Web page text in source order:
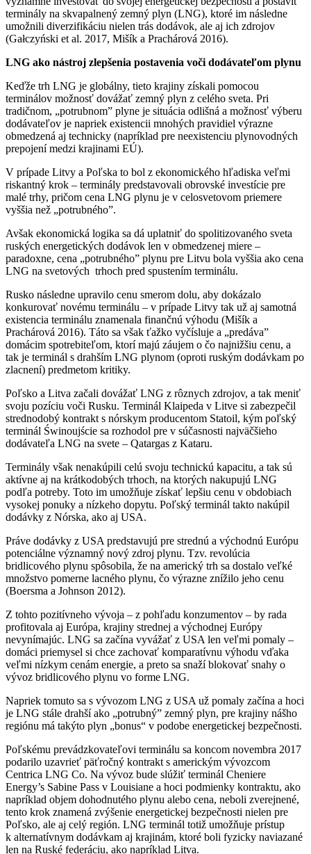
terminály na skvapalnený zemný plyn (LNG), ktoré im následne
umožnili diverzifikáciu nielen trás dodávok, ale aj ich zdrojov
(Gałczyński et al. 2017, Mišík a Prachárová 2016).
LNG ako nástroj zlepšenia postavenia voči dodávateľom plynu
Keďže trh LNG je globálny, tieto krajiny získali pomocou
terminálov možnosť dovážať zemný plyn z celého sveta. Pri
tradičnom, „potrubnom” plyne je situácia odlišná a možnosť výberu
dodávateľov je napriek existencii mnohých pravidiel výrazne
obmedzená aj technicky (napríklad pre neexistenciu plynovodných
prepojení medzi krajinami EÚ).
V prípade Litvy a Poľska to bol z ekonomického hľadiska veľmi
riskantný krok – terminály predstavovali obrovské investície pre
malé trhy, pričom cena LNG plynu je v celosvetovom priemere
vyššia než „potrubného”.
Avšak ekonomická logika sa dá uplatniť do spolitizovaného sveta
ruských energetických dodávok len v obmedzenej miere –
paradoxne, cena „potrubného” plynu pre Litvu bola vyššia ako cena
LNG na svetových trhoch pred spustením terminálu.
Rusko následne upravilo cenu smerom dolu, aby dokázalo
konkurovať novému terminálu – v prípade Litvy tak už aj samotná
existencia terminálu znamenala finančnú výhodu (Mišík a
Prachárová 2016). Táto sa však ťažko vyčísluje a „predáva”
domácim spotrebiteľom, ktorí majú záujem o čo najnižšiu cenu, a
tak je terminál s drahším LNG plynom (oproti ruským dodávkam po
zlacnení) predmetom kritiky.
Poľsko a Litva začali dovážať LNG z rôznych zdrojov, a tak meniť
svoju pozíciu voči Rusku. Terminál Klaipeda v Litve si zabezpečil
strednodobý kontrakt s nórskym producentom Statoil, kým poľský
terminál Świnoujście sa rozhodol pre v súčasnosti najväčšieho
dodávateľa LNG na svete – Qatargas z Kataru.
Terminály však nenakúpili celú svoju technickú kapacitu, a tak sú
aktívne aj na krátkodobých trhoch, na ktorých nakupujú LNG
podľa potreby. Toto im umožňuje získať lepšiu cenu v obdobiach
vysokej ponuky a nízkeho dopytu. Poľský terminál takto nakúpil
dodávky z Nórska, ako aj USA.
Práve dodávky z USA predstavujú pre strednú a východnú Európu
potenciálne významný nový zdroj plynu. Tzv. revolúcia
bridlicového plynu spôsobila, že na americký trh sa dostalo veľké
množstvo pomerne lacného plynu, čo výrazne znížilo jeho cenu
(Boersma a Johnson 2012).
Z tohto pozitívneho vývoja – z pohľadu konzumentov – by rada
profitovala aj Európa, krajiny strednej a východnej Európy
nevynímajúc. LNG sa začína vyvážať z USA len veľmi pomaly –
domáci priemysel si chce zachovať komparatívnu výhodu vďaka
veľmi nízkym cenám energie, a preto sa snaží blokovať snahy o
vývoz bridlicového plynu vo forme LNG.
Napriek tomuto sa s vývozom LNG z USA už pomaly začína a hoci
je LNG stále drahší ako „potrubný” zemný plyn, pre krajiny nášho
regiónu má takýto plyn „bonus“ v podobe energetickej bezpečnosti.
Poľskému prevádzkovateľovi terminálu sa koncom novembra 2017
podarilo uzavrieť päťročný kontrakt s americkým vývozcom
Centrica LNG Co. Na vývoz bude slúžiť terminál Cheniere
Energy’s Sabine Pass v Louisiane a hoci podmienky kontraktu, ako
napríklad objem dohodnutého plynu alebo cena, neboli zverejnené,
tento krok znamená zvýšenie energetickej bezpečnosti nielen pre
Poľsko, ale aj celý región. LNG terminál totiž umožňuje prístup
k alternatívnym dodávkam aj krajinám, ktoré boli fyzicky naviazané
len na Ruské federáciu, ako napríklad Litva.